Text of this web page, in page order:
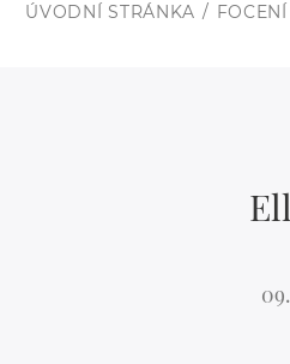
ÚVODNÍ STRÁNKA FOCENÍ